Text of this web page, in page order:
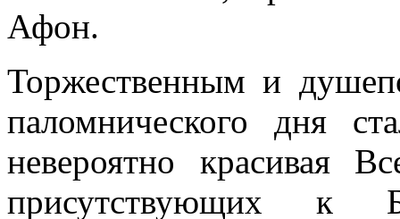
Афон.
Торжественным и
паломнического дня
невероятно красивая
присутствующих к